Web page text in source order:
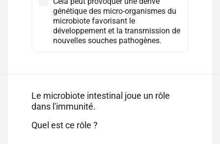
génétique des micro-organismes du
microbiote favorisant le
développement et la transmission de
nouvelles souches pathogènes.
Le microbiote intestinal joue un rôle
dans l'immunité.
Quel est ce rôle ?